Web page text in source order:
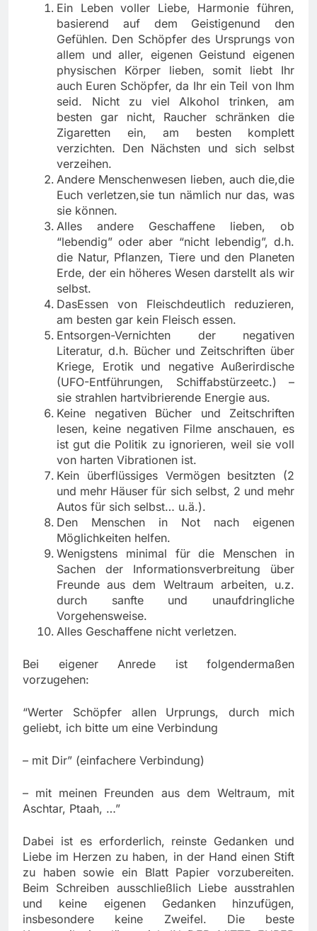
Ein Leben voller Liebe, Harmonie führen,
basierend auf dem Geistigenund den
Gefühlen. Den Schöpfer des Ursprungs von
allem und aller, eigenen Geistund eigenen
physischen Körper lieben, somit liebt Ihr
auch Euren Schöpfer, da Ihr ein Teil von Ihm
seid. Nicht zu viel Alkohol trinken, am
besten gar nicht, Raucher schränken die
Zigaretten ein, am besten komplett
verzichten. Den Nächsten und sich selbst
verzeihen.
Andere Menschenwesen lieben, auch die,die
Euch verletzen,sie tun nämlich nur das, was
sie können.
Alles andere Geschaffene lieben, ob
“lebendig” oder aber “nicht lebendig”, d.h.
die Natur, Pflanzen, Tiere und den Planeten
Erde, der ein höheres Wesen darstellt als wir
selbst.
DasEssen von Fleischdeutlich reduzieren,
am besten gar kein Fleisch essen.
Entsorgen-Vernichten der negativen
Literatur, d.h. Bücher und Zeitschriften über
Kriege, Erotik und negative Außerirdische
(UFO-Entführungen, Schiffabstürzeetc.) –
sie strahlen hartvibrierende Energie aus.
Keine negativen Bücher und Zeitschriften
lesen, keine negativen Filme anschauen, es
ist gut die Politik zu ignorieren, weil sie voll
von harten Vibrationen ist.
Kein überflüssiges Vermögen besitzten (2
und mehr Häuser für sich selbst, 2 und mehr
Autos für sich selbst… u.ä.).
Den Menschen in Not nach eigenen
Möglichkeiten helfen.
Wenigstens minimal für die Menschen in
Sachen der Informationsverbreitung über
Freunde aus dem Weltraum arbeiten, u.z.
durch sanfte und unaufdringliche
Vorgehensweise.
Alles Geschaffene nicht verletzen.
Bei eigener Anrede ist folgendermaßen
vorzugehen:
“Werter Schöpfer allen Urprungs, durch mich
geliebt, ich bitte um eine Verbindung
– mit Dir” (einfachere Verbindung)
– mit meinen Freunden aus dem Weltraum, mit
Aschtar, Ptaah, …”
Dabei ist es erforderlich, reinste Gedanken und
Liebe im Herzen zu haben, in der Hand einen Stift
zu haben sowie ein Blatt Papier vorzubereiten.
Beim Schreiben ausschließlich Liebe ausstrahlen
und keine eigenen Gedanken hinzufügen,
insbesondere keine Zweifel. Die beste